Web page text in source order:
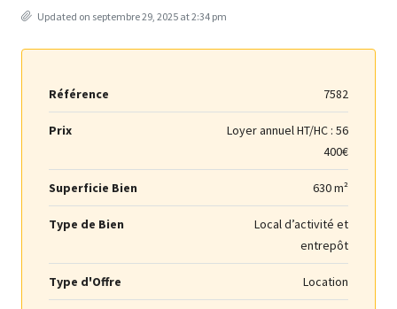
Updated on septembre 29, 2025 at 2:34 pm
Référence 7582
Prix Loyer annuel HT/HC : 56
400€
Superficie Bien 630 m²
Type de Bien
Local d’activité et
entrepôt
Type d'Offre Location